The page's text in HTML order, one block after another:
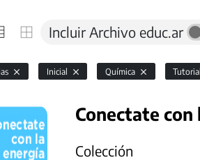
Incluir Archivo educ.ar
Inicial Química
Conectate con
Colección